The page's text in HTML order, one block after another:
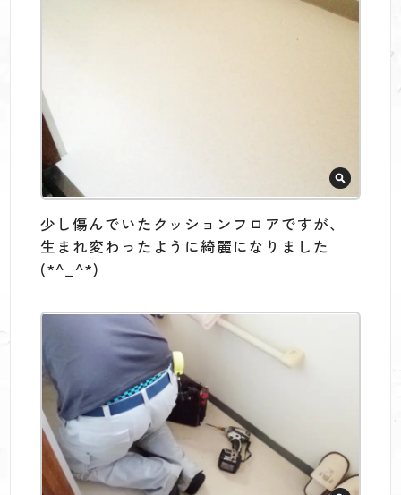
少し傷んでいたクッションフロアですが、
生まれ変わったように綺麗になりました
(*^_^*)